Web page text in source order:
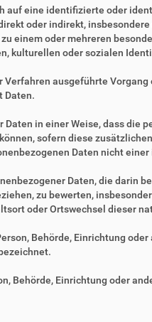
auf eine identifizierte oder
oder indirekt,
einem oder mehreren
kulturellen oder sozialen
ausgeführte
Daten.
in einer Weise, dass
sofern diese
Daten nicht
Daten, die darin
zu bewerten,
oder Ortswechsel dieser
Behörde, Einrichtung
Behörde, Einrichtung oder